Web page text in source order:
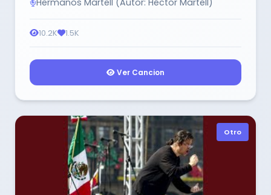
Hermanos Martell (Autor: Héctor Martell)
10.2K 1.5K
Ver Cancion
Otro